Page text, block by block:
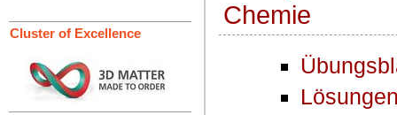
Cluster of Excellence
Chemie